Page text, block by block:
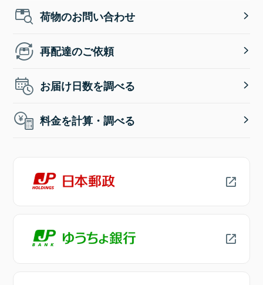
荷物のお問い合わせ
再配達のご依頼
お届け日数を調べる
料金を計算・調べる